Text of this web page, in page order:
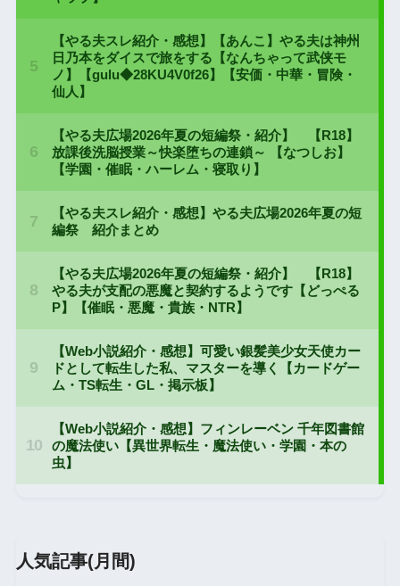
人気記事(月間)